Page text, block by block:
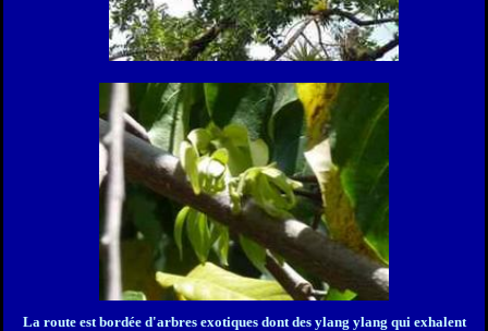
La route est bordée d'arbres exotiques dont des ylang ylang qui exhalent